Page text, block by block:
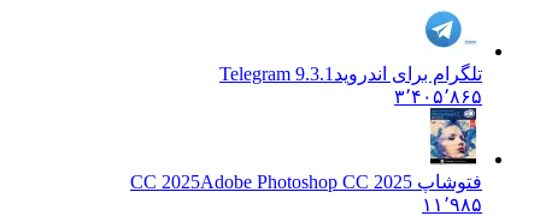
تلگرام برای اندروید Telegram 9.3.1
۳٬۴۰۵٬۸۶۵
فتوشاپ CC 2025 Adobe Photoshop CC 2025
۱۱٬۹۸۵